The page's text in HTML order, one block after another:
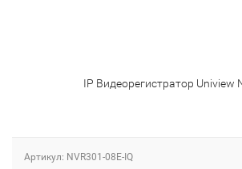
IP Видеорегистратор Uniview
Артикул: NVR301-08E-IQ